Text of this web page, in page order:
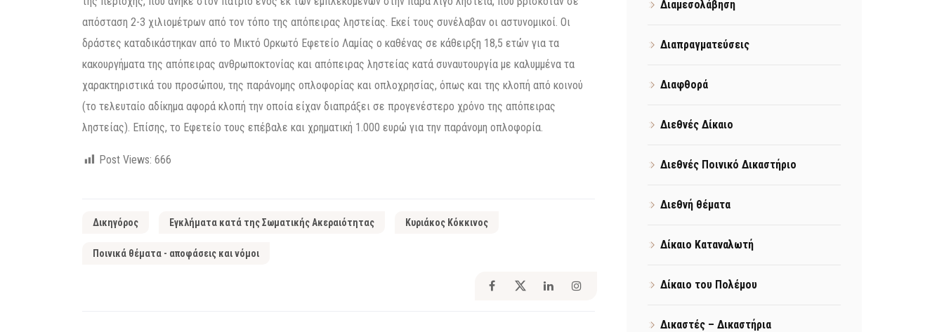
απόσταση 2-3 χιλιομέτρων από τον τόπο της απόπειρας ληστείας. Εκεί τους συνέλαβαν οι αστυνομικοί. Οι
δράστες καταδικάστηκαν από το Μικτό Ορκωτό Εφετείο Λαμίας ο καθένας σε κάθειρξη 18,5 ετών για τα
κακουργήματα της απόπειρας ανθρωποκτονίας και απόπειρας ληστείας κατά συναυτουργία με καλυμμένα τα
χαρακτηριστικά του προσώπου, της παράνομης οπλοφορίας και οπλοχρησίας, όπως και της κλοπή από κοινού
(το τελευταίο αδίκημα αφορά κλοπή την οποία είχαν διαπράξει σε προγενέστερο χρόνο της απόπειρας
ληστείας). Επίσης, το Εφετείο τους επέβαλε και χρηματική 1.000 ευρώ για την παράνομη οπλοφορία.
Post Views: 666
Δικηγόρος Εγκλήματα κατά της Σωματικής Ακεραιότητας Κυριάκος Κόκκινος
Ποινικά θέματα - αποφάσεις και νόμοι
Διαμεσολάβηση
Διαπραγματεύσεις
Διαφθορά
Διεθνές Δίκαιο
Διεθνές Ποινικό Δικαστήριο
Διεθνή θέματα
Δίκαιο Καταναλωτή
Δίκαιο του Πολέμου
Δικαστές – Δικαστήρια